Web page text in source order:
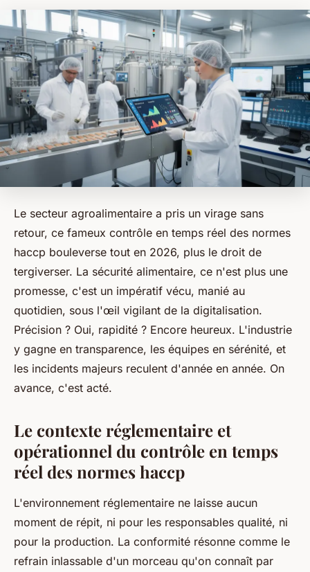
Le secteur agroalimentaire a pris un virage sans
retour, ce fameux contrôle en temps réel des normes
haccp bouleverse tout en 2026, plus le droit de
tergiverser. La sécurité alimentaire, ce n'est plus une
promesse, c'est un impératif vécu, manié au
quotidien, sous l'œil vigilant de la digitalisation.
Précision ? Oui, rapidité ? Encore heureux. L'industrie
y gagne en transparence, les équipes en sérénité, et
les incidents majeurs reculent d'année en année. On
avance, c'est acté.
Le contexte réglementaire et
opérationnel du contrôle en temps
réel des normes haccp
L'environnement réglementaire ne laisse aucun
moment de répit, ni pour les responsables qualité, ni
pour la production. La conformité résonne comme le
refrain inlassable d'un morceau qu'on connaît par